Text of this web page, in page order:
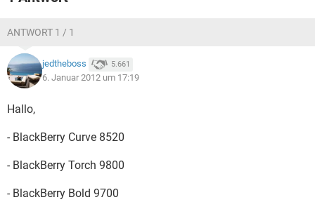
ANTWORT 1 / 1
jedtheboss 5.661
6. Januar 2012 um 17:19
Hallo,
- BlackBerry Curve 8520
- BlackBerry Torch 9800
- BlackBerry Bold 9700